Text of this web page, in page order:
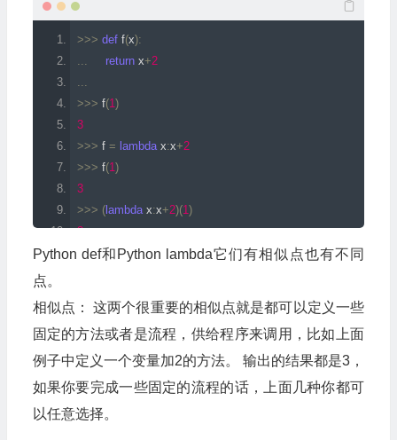
>>> def f(x):
...
return x+2
...
>>> f(1)
3
>>> f = lambda x:x+2
>>> f(1)
3
>>> (lambda x:x+2)(1)
3
Python def和Python lambda它们有相似点也有不同
点。
相似点： 这两个很重要的相似点就是都可以定义一些
固定的方法或者是流程，供给程序来调用，比如上面
例子中定义一个变量加2的方法。 输出的结果都是3，
如果你要完成一些固定的流程的话，上面几种你都可
以任意选择。